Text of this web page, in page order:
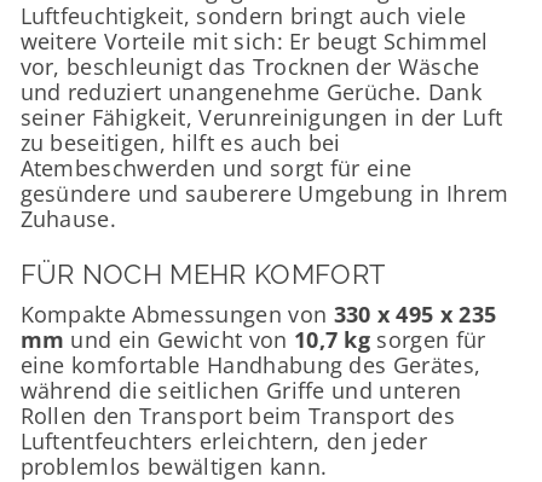
Luftfeuchtigkeit, sondern bringt auch viele
weitere Vorteile mit sich: Er beugt Schimmel
vor, beschleunigt das Trocknen der Wäsche
und reduziert unangenehme Gerüche. Dank
seiner Fähigkeit, Verunreinigungen in der Luft
zu beseitigen, hilft es auch bei
Atembeschwerden und sorgt für eine
gesündere und sauberere Umgebung in Ihrem
Zuhause.
FÜR NOCH MEHR KOMFORT
Kompakte Abmessungen von 330 x 495 x 235
mm und ein Gewicht von 10,7 kg sorgen für
eine komfortable Handhabung des Gerätes,
während die seitlichen Griffe und unteren
Rollen den Transport beim Transport des
Luftentfeuchters erleichtern, den jeder
problemlos bewältigen kann.